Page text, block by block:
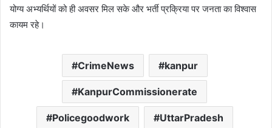
योग्य अभ्यर्थियों को ही अवसर मिल सके और भर्ती प्रक्रिया पर जनता का विश्वास
कायम रहे।
CrimeNews kanpur
KanpurCommissionerate
Policegoodwork UttarPradesh